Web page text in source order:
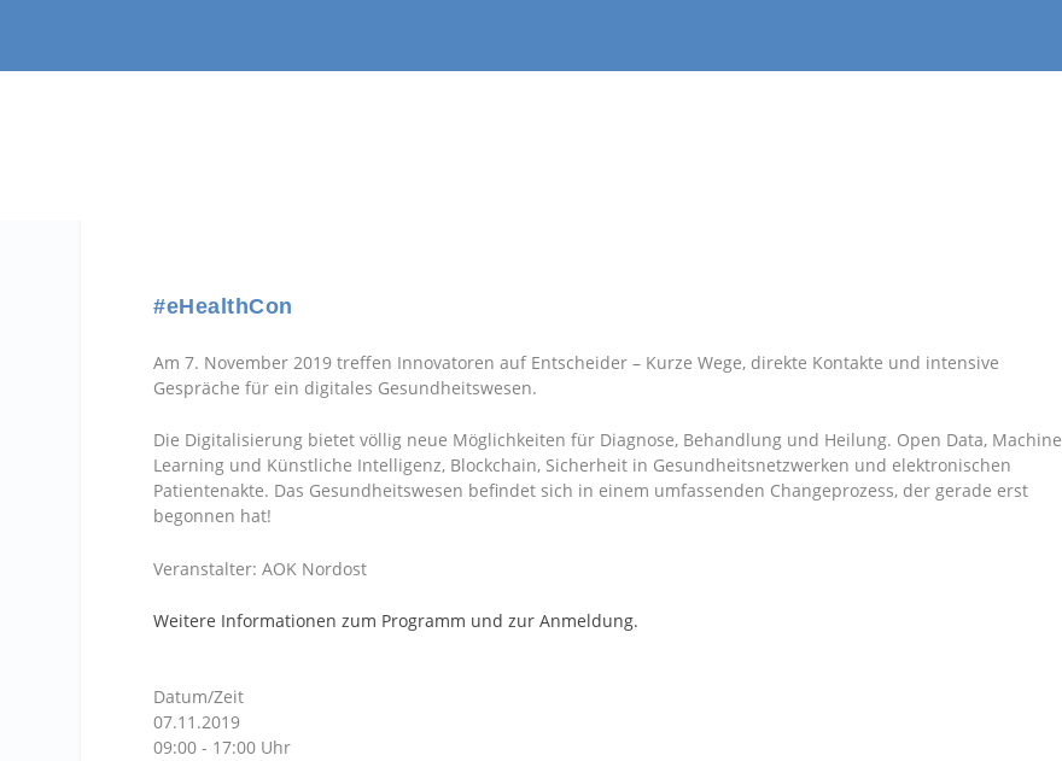
#eHealthCon
Am 7. November 2019 treffen Innovatoren auf Entscheider – Kurze Wege, direkte Kontakte und intensive
Gespräche für ein digitales Gesundheitswesen.
Die Digitalisierung bietet völlig neue Möglichkeiten für Diagnose, Behandlung und Heilung. Open Data, Machine
Learning und Künstliche Intelligenz, Blockchain, Sicherheit in Gesundheitsnetzwerken und elektronischen
Patientenakte. Das Gesundheitswesen befindet sich in einem umfassenden Changeprozess, der gerade erst
begonnen hat!
Veranstalter: AOK Nordost
Weitere Informationen zum Programm und zur Anmeldung.
Datum/Zeit
07.11.2019
09:00 - 17:00 Uhr